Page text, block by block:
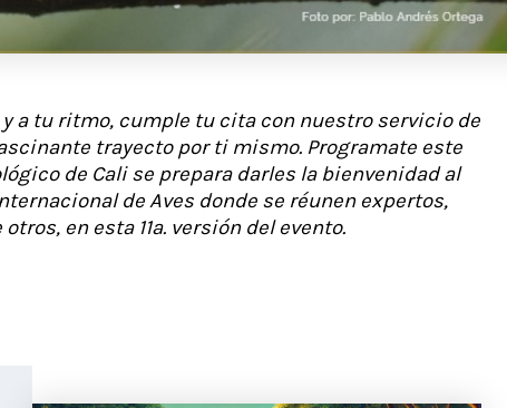
a tu ritmo, cumple tu cita con nuestro servicio de
trayecto por ti mismo. Programate este
de Cali se prepara darles la bienvenidad al
de Aves donde se réunen expertos,
en esta 11a. versión del evento.